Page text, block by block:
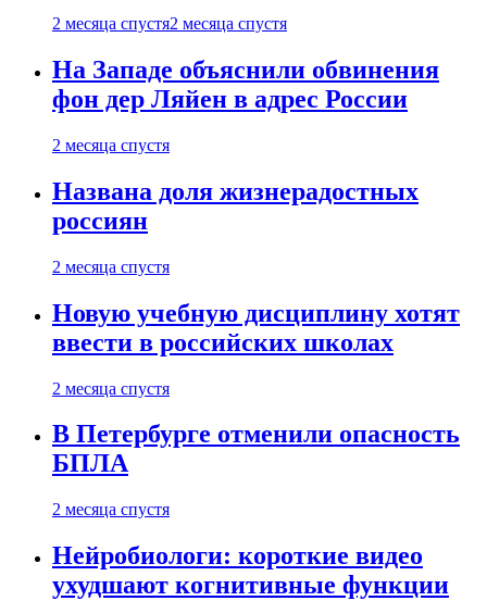
2 месяца спустя2 месяца спустя
На Западе объяснили обвинения
фон дер Ляйен в адрес России
2 месяца спустя
Названа доля жизнерадостных
россиян
2 месяца спустя
Новую учебную дисциплину хотят
ввести в российских школах
2 месяца спустя
В Петербурге отменили опасность
БПЛА
2 месяца спустя
Нейробиологи: короткие видео
ухудшают когнитивные функции